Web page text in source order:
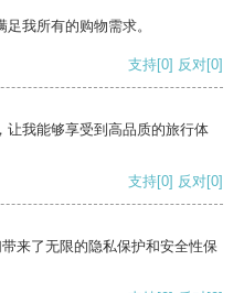
我所有的购物需求。
支持[0] 反对[0]
让我能够享受到高品质的旅行体
支持[0] 反对[0]
来了无限的隐私保护和安全性保